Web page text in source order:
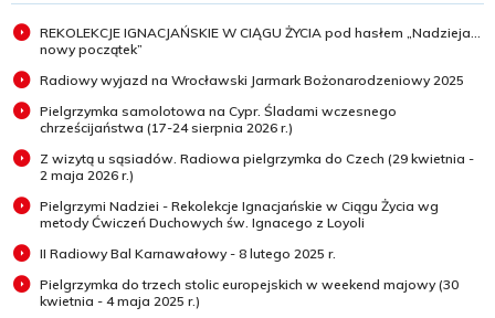
REKOLEKCJE IGNACJAŃSKIE W CIĄGU ŻYCIA pod hasłem „Nadzieja...
nowy początek”
Radiowy wyjazd na Wrocławski Jarmark Bożonarodzeniowy 2025
Pielgrzymka samolotowa na Cypr. Śladami wczesnego
chrześcijaństwa (17-24 sierpnia 2026 r.)
Z wizytą u sąsiadów. Radiowa pielgrzymka do Czech (29 kwietnia -
2 maja 2026 r.)
Pielgrzymi Nadziei - Rekolekcje Ignacjańskie w Ciągu Życia wg
metody Ćwiczeń Duchowych św. Ignacego z Loyoli
II Radiowy Bal Karnawałowy - 8 lutego 2025 r.
Pielgrzymka do trzech stolic europejskich w weekend majowy (30
kwietnia - 4 maja 2025 r.)